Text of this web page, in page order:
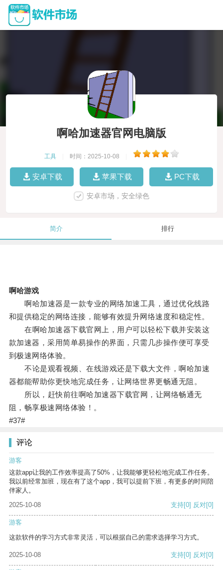
啊哈加速器官网电脑版
工具 时间：2025-10-08
安卓下载 苹果下载 PC下载
安卓市场，安全绿色
简介 排行
啊哈游戏
啊哈加速器是一款专业的网络加速工具，通过优化线路
和提供稳定的网络连接，能够有效提升网络速度和稳定性。
在啊哈加速器下载官网上，用户可以轻松下载并安装这
款加速器，采用简单易操作的界面，只需几步操作便可享受
到极速网络体验。
不论是观看视频、在线游戏还是下载大文件，啊哈加速
器都能帮助你更快地完成任务，让网络世界更畅通无阻。
所以，赶快前往啊哈加速器下载官网，让网络畅通无
阻，畅享极速网络体验！。
#37#
评论
游客
这款app让我的工作效率提高了50%，让我能够更轻松地完成工作任务。
我以前经常加班，现在有了这个app，我可以提前下班，有更多的时间陪
伴家人。
2025-10-08
支持[0] 反对[0]
游客
这款软件的学习方式非常灵活，可以根据自己的需求选择学习方式。
2025-10-08 支持[0] 反对[0]